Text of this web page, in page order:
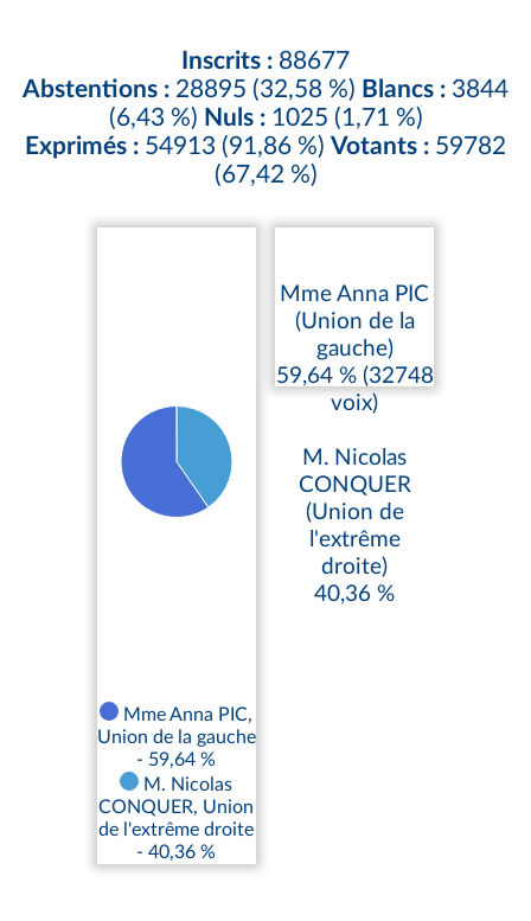
Inscrits : 88677
Abstentions : 28895 (32,58 %) Blancs : 3844
(6,43 %) Nuls :1025 (1,71 %)
Exprimés : 54913 (91,86 %) Votants : 59782
(67,42 %)
Mme Anna PIC,
Union de la gauche
- 59,64 %
M. Nicolas
CONQUER, Union
de l'extrême droite
- 40,36 %
Mme Anna PIC
(Union de la
gauche)
59,64 % (32748
voix)
M. Nicolas
CONQUER
(Union de
l'extrême
droite)
40,36 %